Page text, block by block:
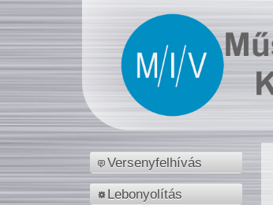
Versenyfelhívás
Lebonyolítás